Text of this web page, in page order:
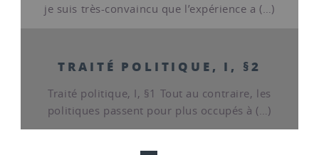
je suis très-convaincu que l’expérience a (…)
TRAITÉ POLITIQUE, I, §2
Traité politique, I, §1 Tout au contraire, les
politiques passent pour plus occupés à (…)